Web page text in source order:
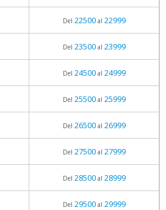
Del 22500al 22999
Del 23500al 23999
Del 24500al 24999
Del 25500al 25999
Del 26500al 26999
Del 27500al 27999
Del 28500al 28999
Del 29500al 29999